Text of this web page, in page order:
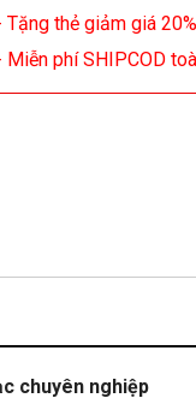
Tặng thẻ giảm giá
Miễn phí SHIPCOD
chuyên nghiệp